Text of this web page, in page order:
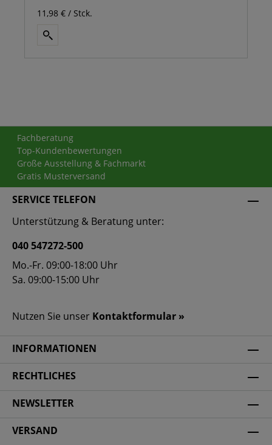
11,98 € / Stck.
Fachberatung
Top-Kundenbewertungen
Große Ausstellung & Fachmarkt
Gratis Musterversand
SERVICE TELEFON
Unterstützung & Beratung unter:
040 547272-500
Mo.-Fr. 09:00-18:00 Uhr
Sa. 09:00-15:00 Uhr
Nutzen Sie unser Kontaktformular »
INFORMATIONEN
RECHTLICHES
NEWSLETTER
VERSAND